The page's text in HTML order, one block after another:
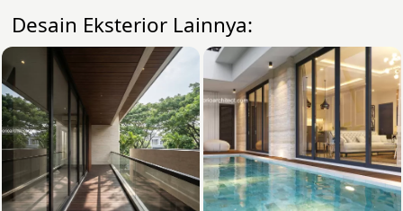
Desain Eksterior Lainnya: